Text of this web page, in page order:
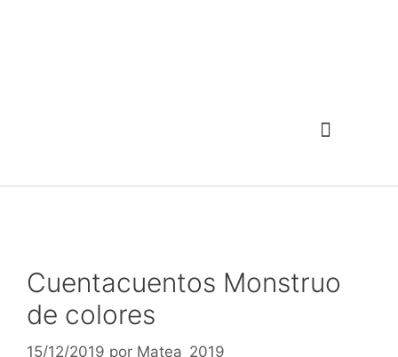
Cuentacuentos Monstruo
de colores
15/12/2019 por Matea_2019